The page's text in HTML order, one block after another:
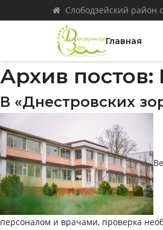
Слободзейский
Главная
Архив постов:
В «Днестровских
персоналом и врачами, проверка